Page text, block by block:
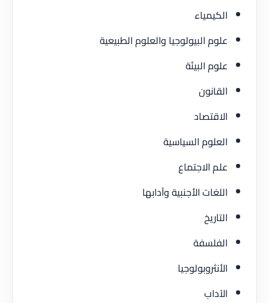
الكيمياء
علوم البيولوجيا والعلوم الطبيعية
علوم البيئة
القانون
الاقتصاد
العلوم السياسية
علم الاجتماع
اللغات الأجنبية وآدابها
التاريخ
الفلسفة
الأنثروبولوجيا
الآداب